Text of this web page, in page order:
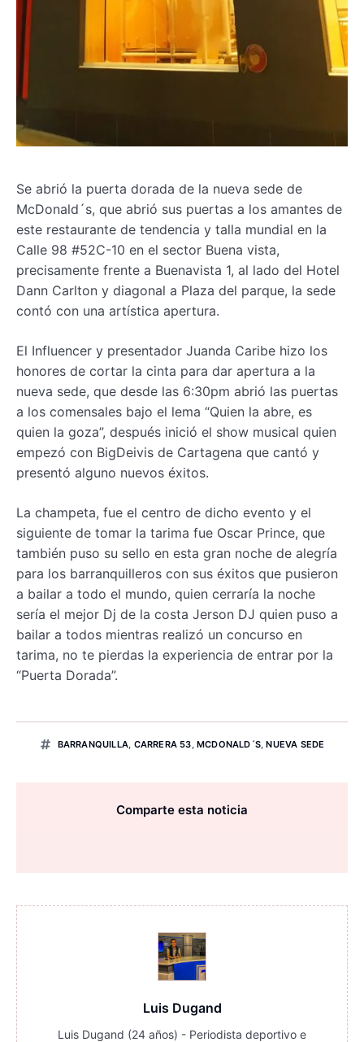
Se abrió la puerta dorada de la nueva sede de
McDonald´s, que abrió sus puertas a los amantes de
este restaurante de tendencia y talla mundial en la
Calle 98 #52C-10 en el sector Buena vista,
precisamente frente a Buenavista 1, al lado del Hotel
Dann Carlton y diagonal a Plaza del parque, la sede
contó con una artística apertura.
El Influencer y presentador Juanda Caribe hizo los
honores de cortar la cinta para dar apertura a la
nueva sede, que desde las 6:30pm abrió las puertas
a los comensales bajo el lema “Quien la abre, es
quien la goza”, después inició el show musical quien
empezó con BigDeivis de Cartagena que cantó y
presentó alguno nuevos éxitos.
La champeta, fue el centro de dicho evento y el
siguiente de tomar la tarima fue Oscar Prince, que
también puso su sello en esta gran noche de alegría
para los barranquilleros con sus éxitos que pusieron
a bailar a todo el mundo, quien cerraría la noche
sería el mejor Dj de la costa Jerson DJ quien puso a
bailar a todos mientras realizó un concurso en
tarima, no te pierdas la experiencia de entrar por la
“Puerta Dorada”.
BARRANQUILLA, CARRERA 53, MCDONALD´S,NUEVA SEDE
Comparte esta noticia
Luis Dugand
Luis Dugand (24 años) - Periodista deportivo e